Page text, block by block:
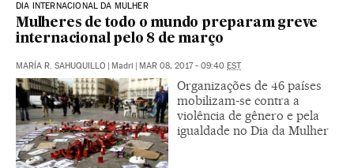
DIA INTERNACIONAL DA MULHER
Mulheres de todo o mundo preparam greve
internacional pelo 8 de março
MARÍA R. SAHUQUILLO Madri MAR 08, 2017 - 09:40 EST
Organizações de 46 países
mobilizam-se contra a
violência de gênero e pela
igualdade no Dia da Mulher